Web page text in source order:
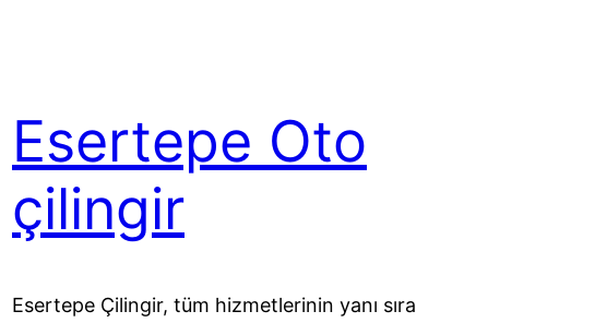
Esertepe Oto
çilingir
Esertepe Çilingir, tüm hizmetlerinin yanı sıra